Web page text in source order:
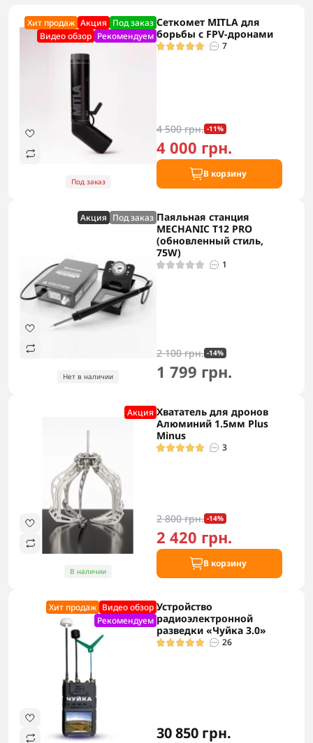
Хит продаж Акция Под заказ
Видео обзор Рекомендуем
Под заказ
Сеткомет MITLA для
борьбы с FPV-дронами
7
4 500 грн. -11%
4 000 грн.
В корзину
Акция Под заказ
Нет в наличии
Паяльная станция
MECHANIC T12 PRO
(обновленный стиль,
75W)
1
2 100 грн. -14%
1 799 грн.
Акция
В наличии
Хвататель для дронов
Алюминий 1.5мм Plus
Minus
3
2 800 грн. -14%
2 420 грн.
В корзину
Хит продаж Видео обзор
Рекомендуем
Устройство
радиоэлектронной
разведки «Чуйка 3.0»
26
30 850 грн.